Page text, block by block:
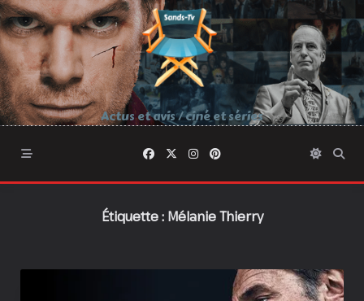
Skip
to
content
Actus et avis / ciné et séries
Étiquette : Mélanie Thierry